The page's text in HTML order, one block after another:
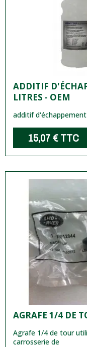
ADDITIF
LITRES - OEM
additif
15,07 €TTC
AGRAFE 1/4 DE
Agrafe 1/4 de tour
carrosserie de